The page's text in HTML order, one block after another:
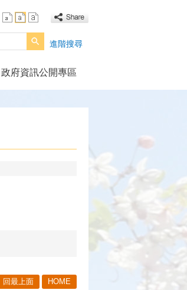
搜尋
進階搜尋
政府資訊公開專區
回最上面 HOME